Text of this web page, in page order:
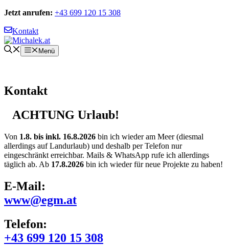
Zum
springen
Jetzt anrufen: +43 699 120 15 308
Kontakt
Menü
Kontakt
ACHTUNG Urlaub!
Von 1.8. bis inkl. 16.8.2026 bin ich wieder am Meer (diesmal
allerdings auf Landurlaub) und deshalb per Telefon nur
eingeschränkt erreichbar. Mails & WhatsApp rufe ich allerdings
täglich ab. Ab 17.8.2026 bin ich wieder für neue Projekte zu haben!
E-Mail:
www@egm.at
Telefon:
+43 699 120 15 308